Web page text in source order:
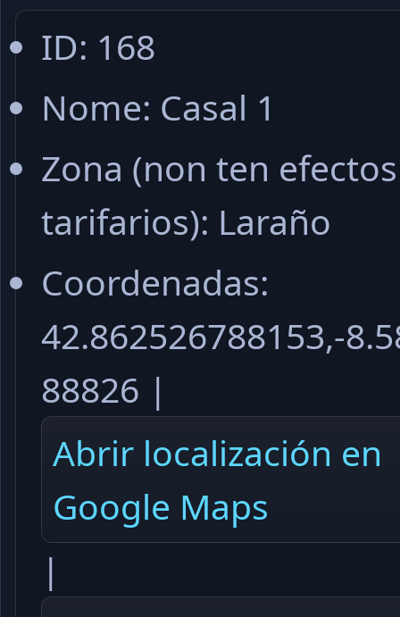
ID: 168
Nome: Casal 1
Zona (non ten efectos
tarifarios): Laraño
Coordenadas:
42.862526788153,-
88826 |
Abrir localización en
Google Maps
|